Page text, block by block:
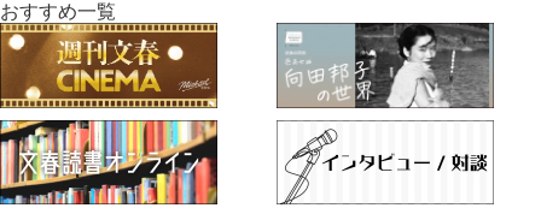
おすすめ一覧